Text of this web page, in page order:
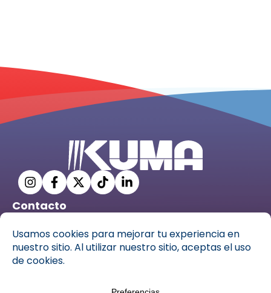
Contacto
info@ckuma.com
C. Pío XII, 69, 35006 Las Palmas de Gran Canaria,
Las Palmas
928 31 53 35